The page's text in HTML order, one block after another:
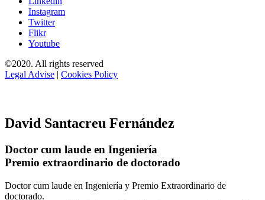
Instagram
Twitter
Flikr
Youtube
©2020. All rights reserved
Legal Advise | Cookies Policy
David Santacreu Fernández
Doctor cum laude en Ingeniería
Premio extraordinario de doctorado
Doctor cum laude en Ingeniería y Premio Extraordinario de
doctorado.